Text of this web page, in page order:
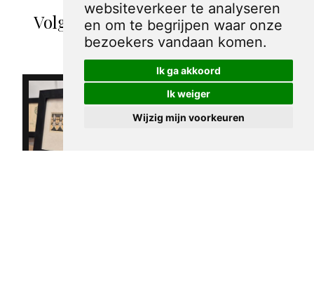
websiteverkeer te analyseren
en om te begrijpen waar onze
bezoekers vandaan komen.
Ik ga akkoord
Ik weiger
Wijzig mijn voorkeuren
Volgende spotprenten binnen de
categorie Gargantua